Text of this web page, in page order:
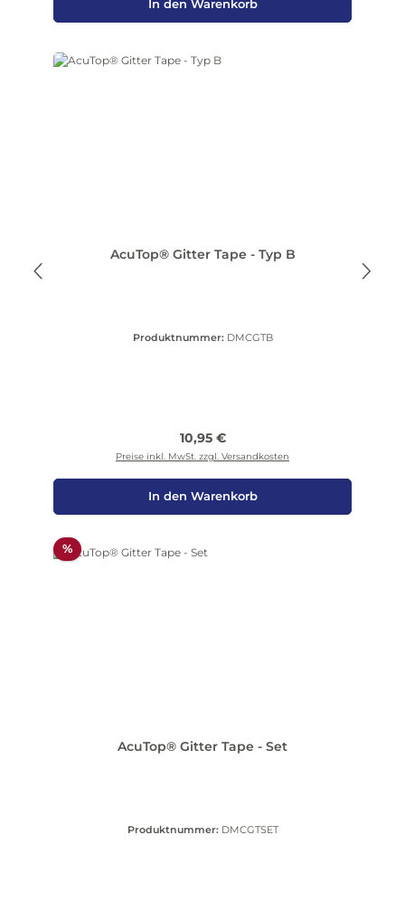
In den Warenkorb
AcuTop® Gitter Tape - Typ B
Produktnummer: DMCGTB
Regulärer Preis:
10,95 €
Preise inkl. MwSt. zzgl. Versandkosten
In den Warenkorb
%Rabatt
AcuTop® Gitter Tape - Set
Produktnummer: DMCGTSET